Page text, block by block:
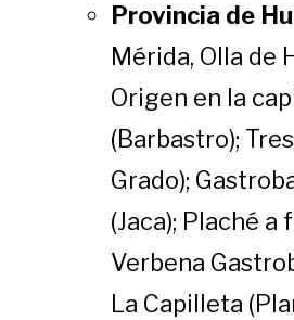
Provincia de
Mérida, Olla de
Origen en la
(Barbastro);
Grado);
(Jaca); Plaché
Verbena
La Capilleta